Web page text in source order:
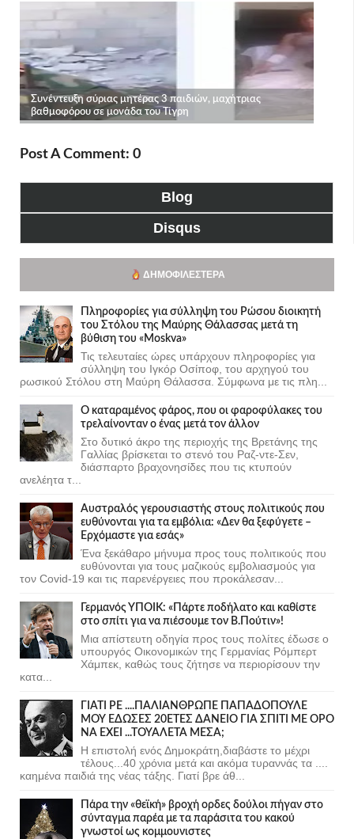
Post A Comment: 0
Blog
Disqus
ΔΗΜΟΦΙΛΈΣΤΕΡΑ
Πληροφορίες για σύλληψη του Ρώσου διοικητή
του Στόλου της Mαύρης Θάλασσας μετά τη
βύθιση του «Moskva»
Τις τελευταίες ώρες υπάρχουν πληροφορίες για
σύλληψη του Ιγκόρ Οσίποφ, του αρχηγού του
ρωσικού Στόλου στη Μαύρη Θάλασσα. Σύμφωνα με τις πλη...
Ο καταραμένος φάρος, που οι φαροφύλακες του
τρελαίνονταν ο ένας μετά τον άλλον
Στο δυτικό άκρο της περιοχής της Βρετάνης της
Γαλλίας βρίσκεται το στενό του Ραζ-ντε-Σεν,
διάσπαρτο βραχονησίδες που τις κτυπούν
ανελέητα τ...
Αυστραλός γερουσιαστής στους πολιτικούς που
ευθύνονται για τα εμβόλια: «Δεν θα ξεφύγετε –
Ερχόμαστε για εσάς»
Ένα ξεκάθαρο μήνυμα προς τους πολιτικούς που
ευθύνονται για τους μαζικούς εμβολιασμούς για
τον Covid-19 και τις παρενέργειες που προκάλεσαν...
Γερμανός ΥΠΟΙΚ: «Πάρτε ποδήλατο και καθίστε
στο σπίτι για να πιέσουμε τον Β.Πούτιν»!
Μια απίστευτη οδηγία προς τους πολίτες έδωσε ο
υπουργός Οικονομικών της Γερμανίας Ρόμπερτ
Χάμπεκ, καθώς τους ζήτησε να περιορίσουν την
κατα...
ΓΙΑΤΙ ΡΕ ....ΠΑΛΙΑΝΘΡΩΠΕ ΠΑΠΑΔΟΠΟΥΛΕ
ΜΟΥ ΕΔΩΣΕΣ 20ΕΤΕΣ ΔΑΝΕΙΟ ΓΙΑ ΣΠΙΤΙ ΜΕ ΟΡΟ
ΝΑ ΕΧΕΙ ...ΤΟΥΑΛΕΤΑ ΜΕΣΑ;
Η επιστολή ενός Δημοκράτη,διαβάστε το μέχρι
τέλους...40 χρόνια μετά και ακόμα τυραννάς τα ....
καημένα παιδιά της νέας τάξης. Γιατί βρε άθ...
Πάρα την «θεϊκή» βροχή ορδες δούλοι πήγαν στο
σύνταγμα παρέα με τα παράσιτα του κακού
γνωστοί ως κομμουνιστες